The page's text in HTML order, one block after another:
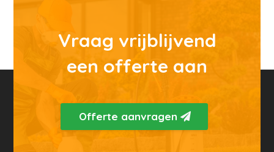
Vraag vrijblijvend
een offerte aan
Offerte aanvragen